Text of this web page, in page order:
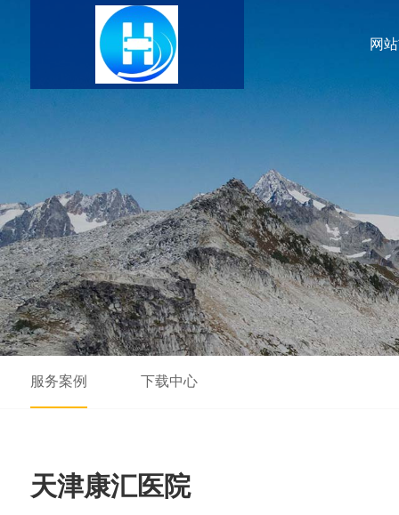
网
服务案例 下载中心
天津康汇医院